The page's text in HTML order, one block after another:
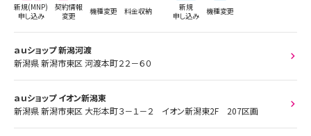
新規(MNP)
申し込み
契約情報
変更
機種変更 料金収納
新規
申し込み
機種変更
ａｕショップ 新潟河渡
新潟県 新潟市東区 河渡本町２２－６０
ａｕショップ イオン新潟東
新潟県 新潟市東区 大形本町３－１－２ イオン新潟東2F 207区画